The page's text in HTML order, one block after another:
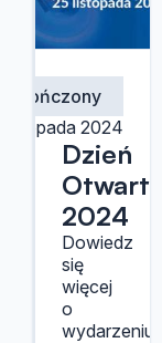
listopada 2024
Dzień
Otwarty
2024
Dowiedz
się
więcej
o
wydarzeniu.